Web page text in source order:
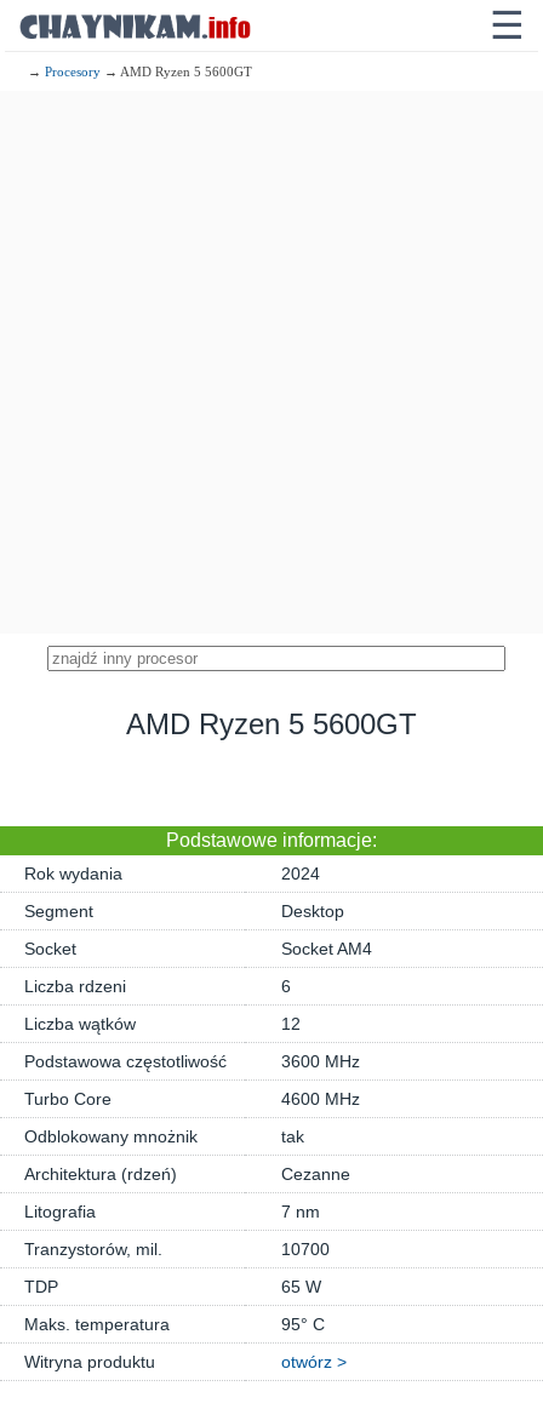
☰
→Procesory → AMD Ryzen 5 5600GT
AMD Ryzen 5 5600GT
Podstawowe informacje:
Rok wydania
2024
Segment
Desktop
Socket
Socket AM4
Liczba rdzeni
6
Liczba wątków
12
Podstawowa częstotliwość
3600 MHz
Turbo Core
4600 MHz
Odblokowany mnożnik
tak
Architektura (rdzeń)
Cezanne
Litografia
7 nm
Tranzystorów, mil.
10700
TDP
65 W
Maks. temperatura
95° C
Witryna produktu
otwórz >